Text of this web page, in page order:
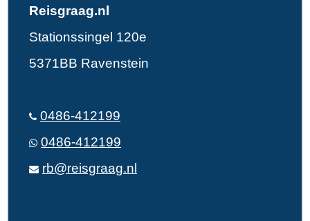
Reisgraag.nl
Stationssingel 120e
5371BB Ravenstein
0486-412199
0486-412199
rb@reisgraag.nl